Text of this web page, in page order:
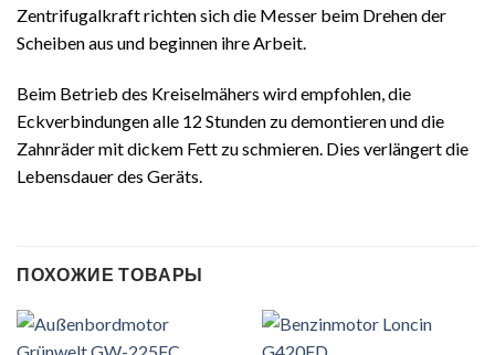
Zentrifugalkraft richten sich die Messer beim Drehen der
Scheiben aus und beginnen ihre Arbeit.
Beim Betrieb des Kreiselmähers wird empfohlen, die
Eckverbindungen alle 12 Stunden zu demontieren und die
Zahnräder mit dickem Fett zu schmieren. Dies verlängert die
Lebensdauer des Geräts.
ПОХОЖИЕ ТОВАРЫ